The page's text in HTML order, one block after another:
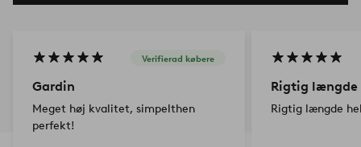
Verifierad købere
Gardin
Meget høj kvalitet, simpelthen
perfekt!
Rigtig længde
Rigtig længde